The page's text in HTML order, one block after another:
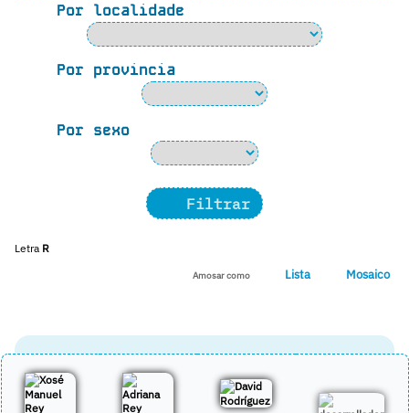
Por localidade
Por provincia
Por sexo
Filtrar
Letra R
Amosar como Lista Mosaico